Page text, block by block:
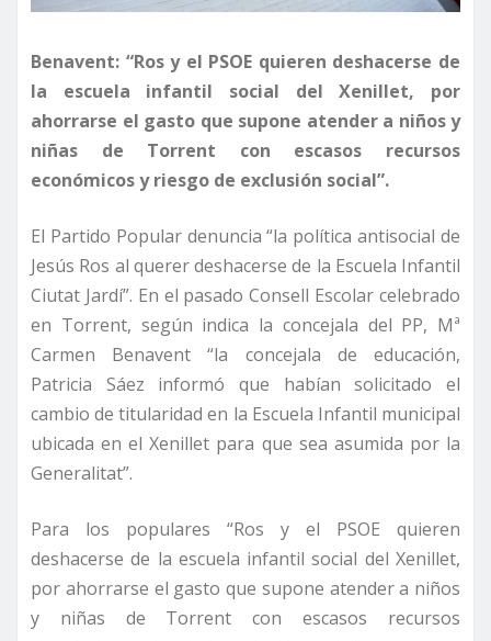
Benavent: “Ros y el PSOE quieren deshacerse de
la escuela infantil social del Xenillet, por
ahorrarse el gasto que supone atender a niños y
niñas de Torrent con escasos recursos
económicos y riesgo de exclusión social”.
El Partido Popular denuncia “la política antisocial de
Jesús Ros al querer deshacerse de la Escuela Infantil
Ciutat Jardí”. En el pasado Consell Escolar celebrado
en Torrent, según indica la concejala del PP, Mª
Carmen Benavent “la concejala de educación,
Patricia Sáez informó que habían solicitado el
cambio de titularidad en la Escuela Infantil municipal
ubicada en el Xenillet para que sea asumida por la
Generalitat”.
Para los populares “Ros y el PSOE quieren
deshacerse de la escuela infantil social del Xenillet,
por ahorrarse el gasto que supone atender a niños
y niñas de Torrent con escasos recursos